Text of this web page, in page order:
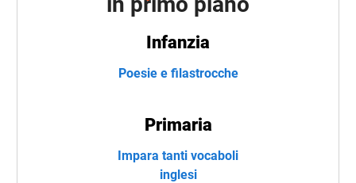
Infanzia
Poesie e filastrocche
Primaria
Impara tanti vocaboli
inglesi